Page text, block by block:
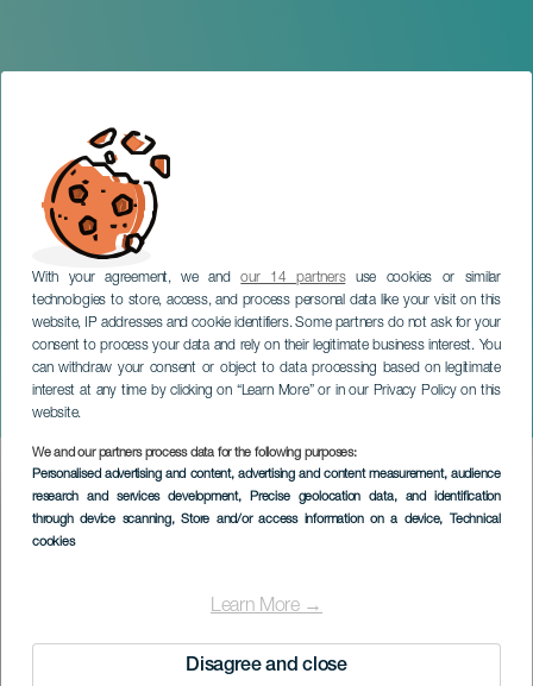
With your agreement, we andour 14 partnersuse cookies or similar
technologies to store, access, and process personal data like your visit on this
website, IP addresses and cookie identifiers. Some partners do not ask for your
consent to process your data and rely on their legitimate business interest. You
can withdraw your consent or object to data processing based on legitimate
interest at any time by clicking on “Learn More” or in our Privacy Policy on this
website.
We and our partners process data for the following purposes:
Personalised advertising and content, advertising and content measurement, audience
research and services development, Precise geolocation data, and identification
through device scanning, Store and/or access information on a device, Technical
cookies
Learn More →
Disagree and close
Tacorontazo
TENERIFE
Imagen
Listado